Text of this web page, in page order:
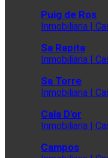
Puig de Ros
Inmobiliaria |
Sa Rapita
Inmobiliaria |
Sa Torre
Inmobiliaria |
Cala D'or
Inmobiliaria |
Campos